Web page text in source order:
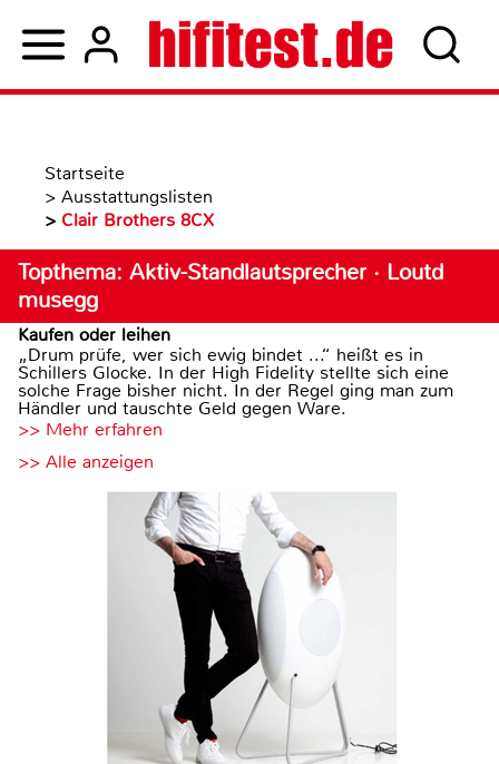
Startseite
> Ausstattungslisten
> Clair Brothers 8CX
Topthema: Aktiv-Standlautsprecher · Loutd
musegg
Kaufen oder leihen
„Drum prüfe, wer sich ewig bindet ...“ heißt es in
Schillers Glocke. In der High Fidelity stellte sich eine
solche Frage bisher nicht. In der Regel ging man zum
Händler und tauschte Geld gegen Ware.
>> Mehr erfahren
>> Alle anzeigen